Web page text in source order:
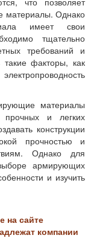
материалы. Однако
имеет свои
тщательно
требований и
такие факторы, как
материалы
и легких
конструкции
прочностью и
Однако для
армирующих
и изучить
на сайте
компании